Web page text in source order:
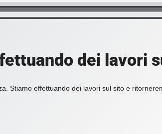
dei lavori
Stiamo effettuando dei lavori sul sito e